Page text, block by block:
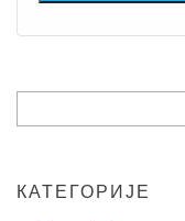
за:
КАТЕГОРИЈЕ